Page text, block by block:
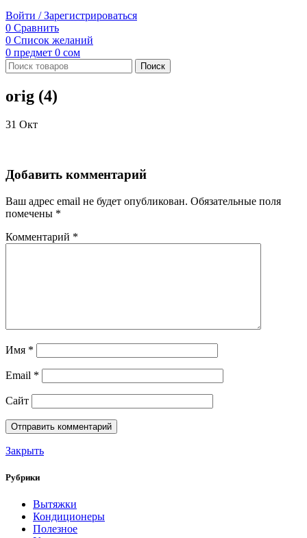
Войти / Зарегистрироваться
0 Сравнить
0 Список желаний
0 предмет 0 сом
Поиск
orig (4)
31 Окт
Добавить комментарий
Ваш адрес email не будет опубликован. Обязательные поля
помечены *
Комментарий *
Имя *
Email *
Сайт
Закрыть
Рубрики
Вытяжки
Кондиционеры
Полезное